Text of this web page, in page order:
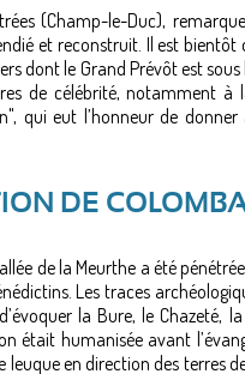
(Champ-le-Duc),
et reconstruit. Il est bientôt
dont le Grand Prévôt est sous
de célébrité, notamment à
qui eut l’honneur de
DE
de la Meurthe a été
Les traces
la Bure, le Chazeté,
était humanisée avant
en direction des terres